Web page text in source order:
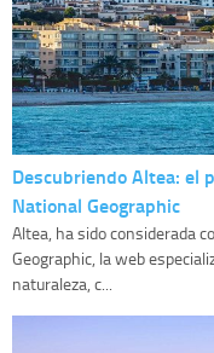
Descubriendo Altea: el
National Geographic
Altea, ha sido considerada
Geographic, la web
naturaleza, c...